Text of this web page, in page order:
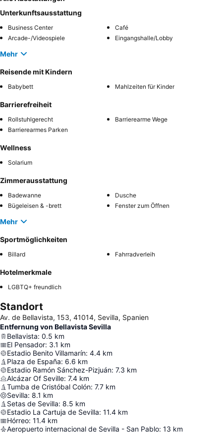
Unterkunftsausstattung
Business Center
Café
Arcade-/Videospiele
Eingangshalle/Lobby
Mehr
Reisende mit Kindern
Babybett Mahlzeiten für Kinder
Barrierefreiheit
Rollstuhlgerecht
Barrierearme Wege
Barrierearmes Parken
Wellness
Solarium
Zimmerausstattung
Badewanne
Dusche
Bügeleisen & -brett
Fenster zum Öffnen
Mehr
Sportmöglichkeiten
Billard Fahrradverleih
Hotelmerkmale
LGBTQ+ freundlich
Standort
Av. de Bellavista, 153, 41014, Sevilla, Spanien
Entfernung von Bellavista Sevilla
Bellavista: 0.5 km
El Pensador: 3.1 km
Estadio Benito Villamarín: 4.4 km
Plaza de España: 6.6 km
Estadio Ramón Sánchez-Pizjuán: 7.3 km
Alcázar Of Seville: 7.4 km
Tumba de Cristóbal Colón: 7.7 km
Sevilla: 8.1 km
Setas de Sevilla: 8.5 km
Estadio La Cartuja de Sevilla: 11.4 km
Hórreo: 11.4 km
Aeropuerto internacional de Sevilla - San Pablo: 13 km